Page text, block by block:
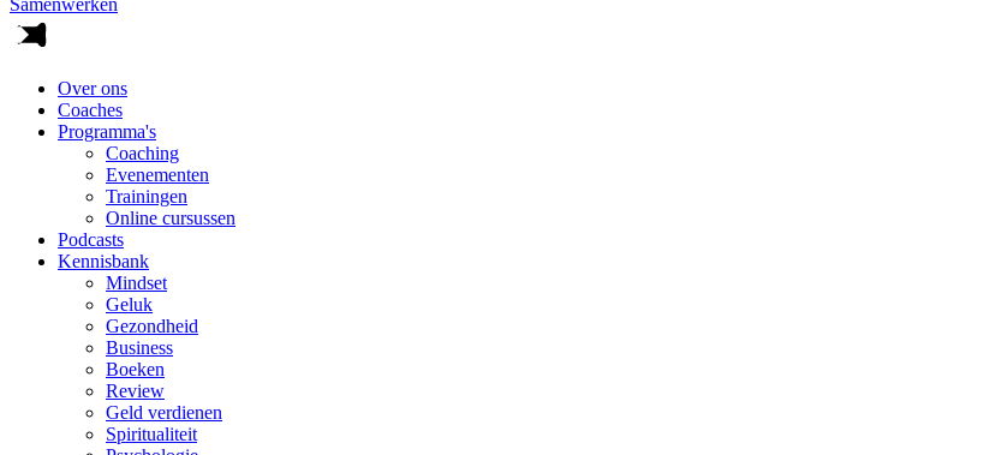
Over ons
Coaches
Programma's
Coaching
Evenementen
Trainingen
Online cursussen
Podcasts
Kennisbank
Mindset
Geluk
Gezondheid
Business
Boeken
Review
Geld verdienen
Spiritualiteit